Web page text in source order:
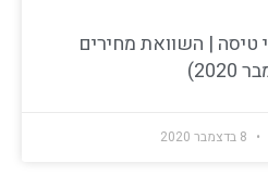
טיסה | השוואת מחירים
8 בדצמבר 2020